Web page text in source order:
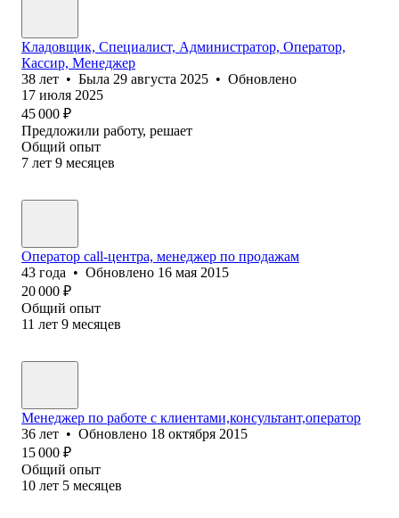
Кладовщик, Специалист, Администратор, Оператор,
Кассир, Менеджер
38 лет • Была 29 августа 2025 • Обновлено
17 июля 2025
45 000 ₽
Предложили работу, решает
Общий опыт
7 лет 9 месяцев
Оператор call-центра, менеджер по продажам
43 года • Обновлено 16 мая 2015
20 000 ₽
Общий опыт
11 лет 9 месяцев
Менеджер по работе с клиентами,консультант,оператор
36 лет • Обновлено 18 октября 2015
15 000 ₽
Общий опыт
10 лет 5 месяцев